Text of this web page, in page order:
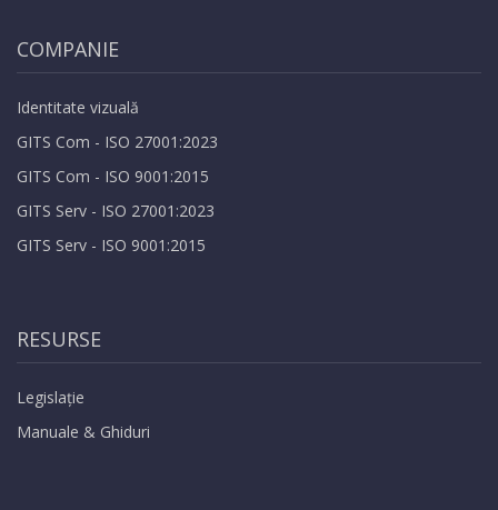
COMPANIE
Identitate vizuală
GITS Com - ISO 27001:2023
GITS Com - ISO 9001:2015
GITS Serv - ISO 27001:2023
GITS Serv - ISO 9001:2015
RESURSE
Legislație
Manuale & Ghiduri